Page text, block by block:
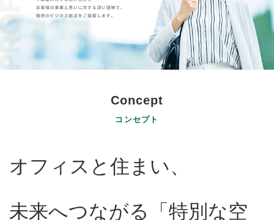
お知らせ
会社概要
お問い合わせ
Concept
コンセプト
オフィスと住まい、
未来へつながる
「特別な空